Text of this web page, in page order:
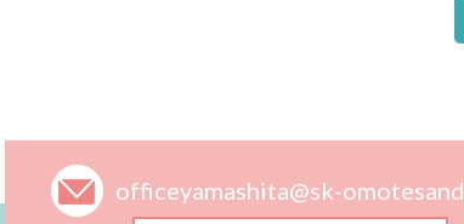
officeyamashita@sk-